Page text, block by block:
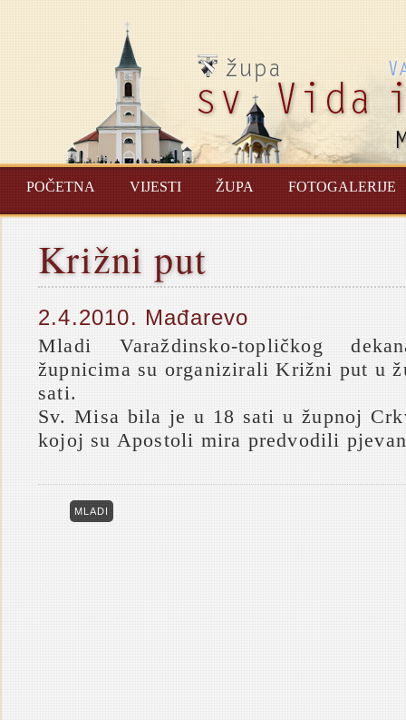
POČETNA VIJESTI ŽUPA FOTOGALERIJE
Križni put
2.4.2010. Mađarevo
Mladi Varaždinsko-topličkog
župnicima su organizirali Križni put u
sati.
Sv. Misa bila je u 18 sati u župnoj
kojoj su Apostoli mira predvodili
MLADI